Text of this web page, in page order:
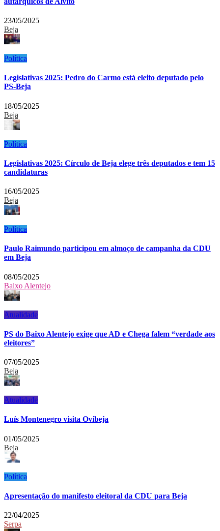
23/05/2025
Beja
Política
Legislativas 2025: Pedro do Carmo está eleito deputado pelo
PS-Beja
18/05/2025
Beja
Política
Legislativas 2025: Círculo de Beja elege três deputados e tem 15
candidaturas
16/05/2025
Beja
Política
Paulo Raimundo participou em almoço de campanha da CDU
em Beja
08/05/2025
Baixo Alentejo
Atualidade
PS do Baixo Alentejo exige que AD e Chega falem “verdade aos
eleitores”
07/05/2025
Beja
Atualidade
Luís Montenegro visita Ovibeja
01/05/2025
Beja
Política
Apresentação do manifesto eleitoral da CDU para Beja
22/04/2025
Serpa